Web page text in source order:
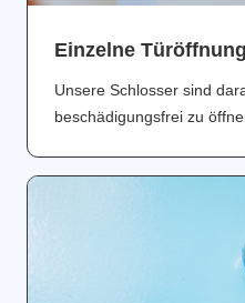
Einzelne Türöffnung
Unsere Schlosser sind
beschädigungsfrei zu